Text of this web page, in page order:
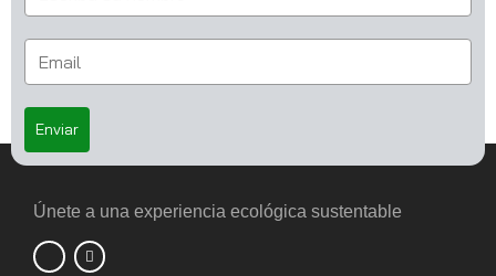
Enviar
Únete a una experiencia ecológica sustentable